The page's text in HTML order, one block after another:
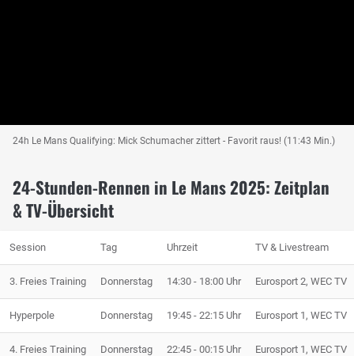
24h Le Mans Qualifying: Mick Schumacher zittert - Favorit raus! (11:43 Min.)
24-Stunden-Rennen in Le Mans 2025: Zeitplan
& TV-Übersicht
Session Tag Uhrzeit TV & Livestream
3. Freies Training Donnerstag 14:30 - 18:00 Uhr Eurosport 2, WEC TV
Hyperpole Donnerstag 19:45 - 22:15 Uhr Eurosport 1, WEC TV
4. Freies Training Donnerstag 22:45 - 00:15 Uhr Eurosport 1, WEC TV